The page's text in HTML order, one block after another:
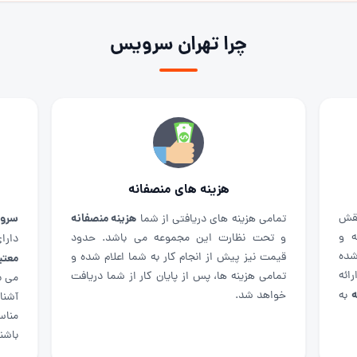
چرا تهران سرویس
و
متخصصان با تجربه
سرویس کار ها وتعمیر کارهای این مجموعه
دارای میانگین ۱۱ سال تجربه کار عملی و
با مدرک
معتبر از مجتمع فنیدر حوزه تعمیر و سرویس
می باشند و هر ساله با گذراندن دوره های عملی و
آشنایی با جدیدترین مدل های لوازم خانگی ،
با